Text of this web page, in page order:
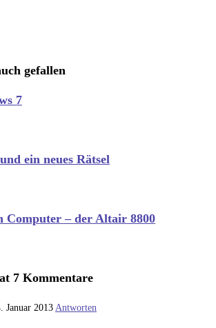
gefallen
7
ein neues Rätsel
Computer – der Altair 8800
7 Kommentare
Januar 2013 Antworten